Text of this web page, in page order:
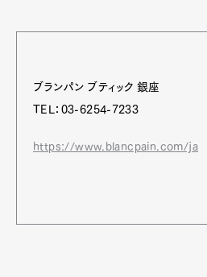
ブランパン ブティック 銀座
TEL：03-6254-7233
https://www.blancpain.com/ja